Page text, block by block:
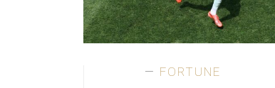
FORTUNE